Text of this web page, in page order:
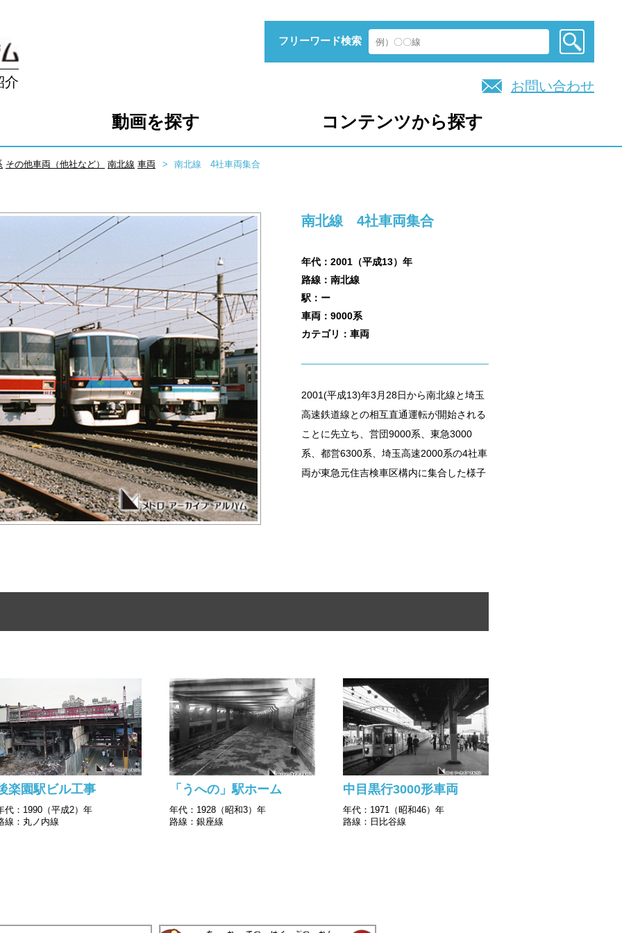
介
フリーワード検索
お問い合わせ
動画を探す コンテンツから探す
その他車両（他社など） 南北線 車両 南北線 4社車両集合
南北線 4社車両集合
年代：2001（平成13）年
路線：南北線
駅：ー
車両：9000系
カテゴリ：車両
2001(平成13)年3月28日から南北線と埼玉
高速鉄道線との相互直通運転が開始される
ことに先立ち、営団9000系、東急3000
系、都営6300系、埼玉高速2000系の4社車
両が東急元住吉検車区構内に集合した様子
楽園駅ビル工事
代：1990（平成2）年
線：丸ノ内線
「うへの」駅ホーム
年代：1928（昭和3）年
路線：銀座線
中目黒行3000形車両
年代：1971（昭和46）年
路線：日比谷線